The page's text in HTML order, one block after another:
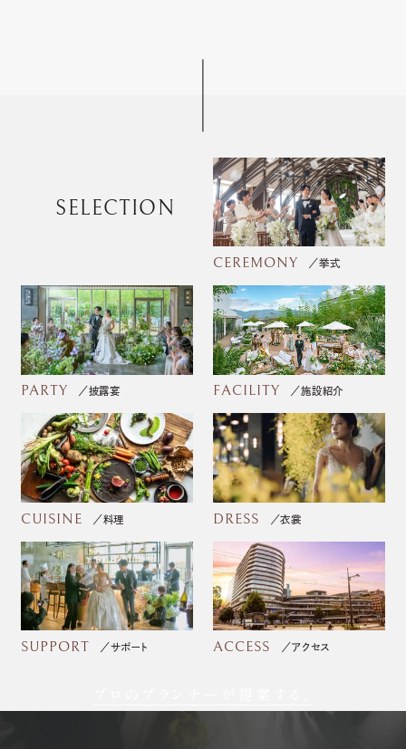
SELECTION
CEREMONY 挙式
PARTY 披露宴 FACILITY 施設紹介
CUISINE 料理 DRESS 衣裳
SUPPORT サポート ACCESS アクセス